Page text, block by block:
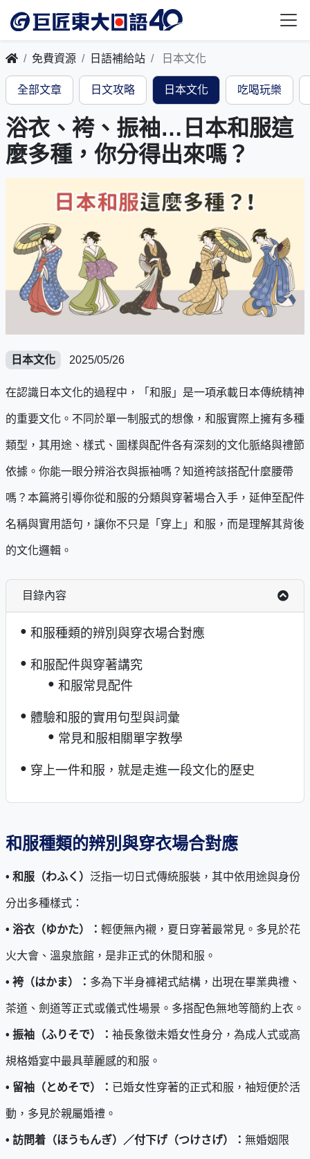
免費資源 日語補給站 日本文化
全部文章 日文攻略 日本文化 吃喝玩樂
浴衣、袴、振袖…日本和服這
麼多種，你分得出來嗎？
日本文化 2025/05/26
在認識日本文化的過程中，「和服」是一項承載日本傳統精神
的重要文化。不同於單一制服式的想像，和服實際上擁有多種
類型，其用途、樣式、圖樣與配件各有深刻的文化脈絡與禮節
依據。你能一眼分辨浴衣與振袖嗎？知道袴該搭配什麼腰帶
嗎？本篇將引導你從和服的分類與穿著場合入手，延伸至配件
名稱與實用語句，讓你不只是「穿上」和服，而是理解其背後
的文化邏輯。
目錄內容
和服種類的辨別與穿衣場合對應
和服配件與穿著講究
和服常見配件
體驗和服的實用句型與詞彙
常見和服相關單字教學
穿上一件和服，就是走進一段文化的歷史
和服種類的辨別與穿衣場合對應
• 和服（わふく） 泛指一切日式傳統服裝，其中依用途與身份
分出多種樣式：
• 浴衣（ゆかた）： 輕便無內襯，夏日穿著最常見。多見於花
火大會、溫泉旅館，是非正式的休閒和服。
• 袴（はかま）： 多為下半身褲裙式結構，出現在畢業典禮、
茶道、劍道等正式或儀式性場景。多搭配色無地等簡約上衣。
• 振袖（ふりそで）： 袖長象徵未婚女性身分，為成人式或高
規格婚宴中最具華麗感的和服。
• 留袖（とめそで）： 已婚女性穿著的正式和服，袖短便於活
動，多見於親屬婚禮。
• 訪問着（ほうもんぎ）／付下げ（つけさげ）： 無婚姻限